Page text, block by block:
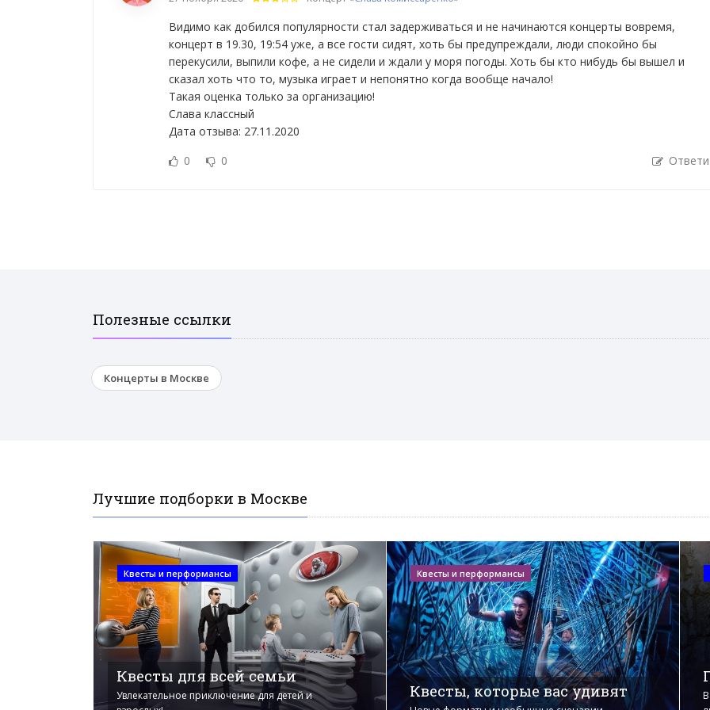
Видимо как добился популярности стал задерживаться и не начинаются концерты вовремя,
концерт в 19.30, 19:54 уже, а все гости сидят, хоть бы предупреждали, люди спокойно бы
перекусили, выпили кофе, а не сидели и ждали у моря погоды. Хоть бы кто нибудь бы вышел и
сказал хоть что то, музыка играет и непонятно когда вообще начало!
Такая оценка только за организацию!
Слава классный
Дата отзыва: 27.11.2020
0
0
Полезные ссылки
Концерты в Москве
Лучшие подборки в Москве
Квесты и перформансы
Квесты для всей семьи
Увлекательное приключение для детей и
Квесты и перформансы
Квесты, которые вас удивят